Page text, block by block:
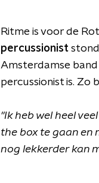
Ritme is voor de
percussionist
Amsterdamse band
percussionist is. Zo
"Ik heb wel heel
the box te gaan en
nog lekkerder kan